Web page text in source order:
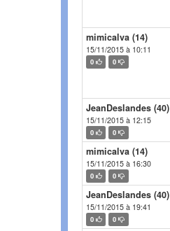
mimicalva (14)
15/11/2015 à 10:11
0 0
JeanDeslandes (40)
15/11/2015 à 12:15
0 0
mimicalva (14)
15/11/2015 à 16:30
0 0
JeanDeslandes (40)
15/11/2015 à 19:41
0 0